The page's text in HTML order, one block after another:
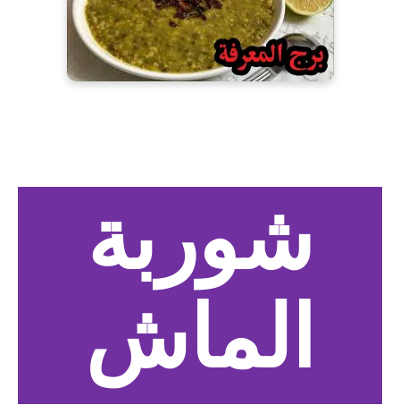
شوربة
الماش